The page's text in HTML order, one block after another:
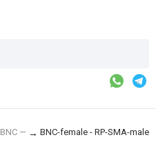
— → BNC-female - RP-SMA-male